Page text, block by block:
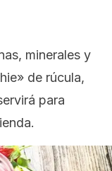
minerales y
de rúcula,
para